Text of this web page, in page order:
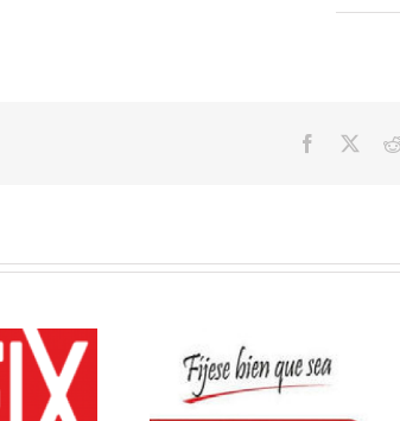
Facebook